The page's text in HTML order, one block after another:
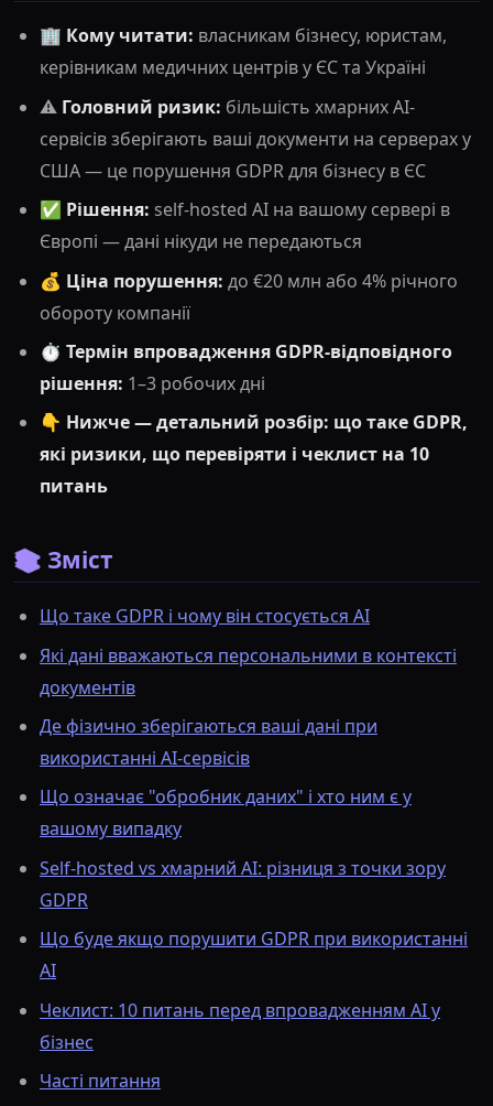
🏢 Кому читати: власникам бізнесу, юристам,
керівникам медичних центрів у ЄС та Україні
⚠️ Головний ризик: більшість хмарних AI-
сервісів зберігають ваші документи на серверах у
США — це порушення GDPR для бізнесу в ЄС
✅ Рішення: self-hosted AI на вашому сервері в
Європі — дані нікуди не передаються
💰 Ціна порушення: до €20 млн або 4% річного
обороту компанії
⏱ Термін впровадження GDPR-відповідного
рішення: 1–3 робочих дні
👇 Нижче — детальний розбір: що таке GDPR,
які ризики, що перевіряти і чеклист на 10
питань
📚 Зміст
Що таке GDPR і чому він стосується AI
Які дані вважаються персональними в контексті
документів
Де фізично зберігаються ваші дані при
використанні AI-сервісів
Що означає "обробник даних" і хто ним є у
вашому випадку
Self-hosted vs хмарний AI: різниця з точки зору
GDPR
Що буде якщо порушити GDPR при використанні
AI
Чеклист: 10 питань перед впровадженням AI у
бізнес
Часті питання